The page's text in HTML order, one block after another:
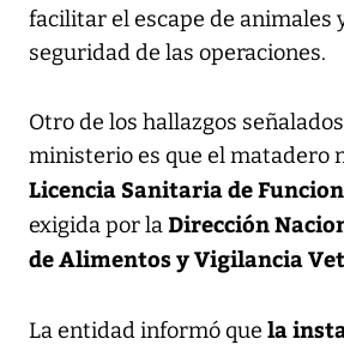
facilitar el escape de animales
seguridad de las operaciones.
Otro de los hallazgos
ministerio es que el matadero
Licencia Sanitaria de
exigida por la Dirección
de Alimentos y Vigilancia
La entidad informó que la